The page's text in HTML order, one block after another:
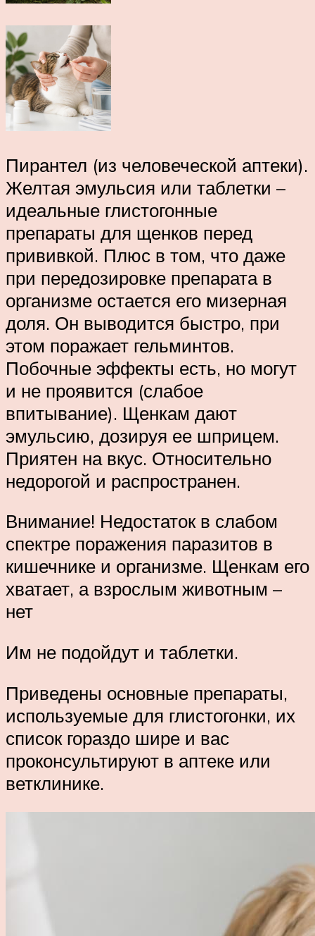
Пирантел (из человеческой аптеки).
Желтая эмульсия или таблетки –
идеальные глистогонные
препараты для щенков перед
прививкой. Плюс в том, что даже
при передозировке препарата в
организме остается его мизерная
доля. Он выводится быстро, при
этом поражает гельминтов.
Побочные эффекты есть, но могут
и не проявится (слабое
впитывание). Щенкам дают
эмульсию, дозируя ее шприцем.
Приятен на вкус. Относительно
недорогой и распространен.
Внимание! Недостаток в слабом
спектре поражения паразитов в
кишечнике и организме. Щенкам его
хватает, а взрослым животным –
нет
Им не подойдут и таблетки.
Приведены основные препараты,
используемые для глистогонки, их
список гораздо шире и вас
проконсультируют в аптеке или
ветклинике.